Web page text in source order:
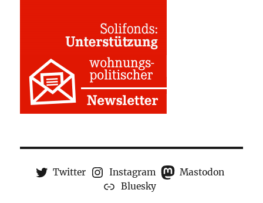
Twitter Instagram
Mastodon
Bluesky